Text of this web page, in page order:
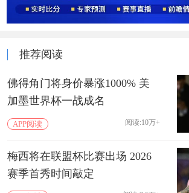
推荐阅读
佛得角门将身价暴涨1000% 美
加墨世界杯一战成名
APP阅读 阅读:10万+
梅西将在联盟杯比赛出场 2026
赛季首秀时间敲定